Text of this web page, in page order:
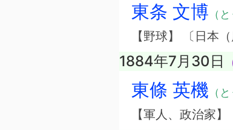
東条 文博 （
【野球】 〔日本
1884年7月30日
東條 英機 （
【軍人、政治家